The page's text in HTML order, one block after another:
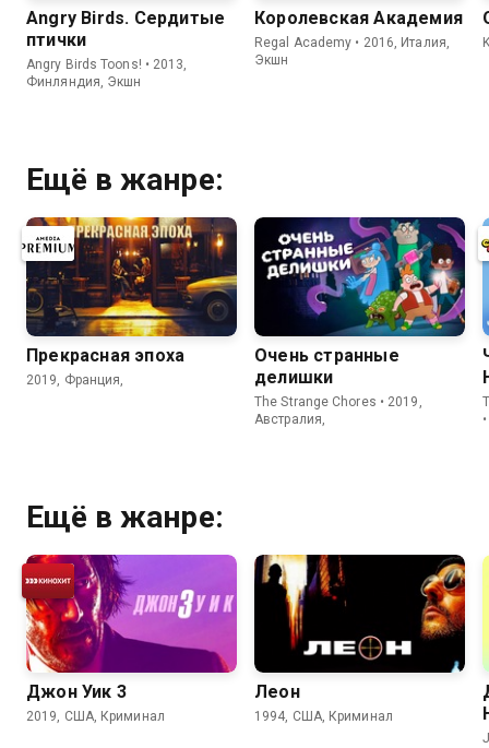
Angry Birds. Сердитые
птички
Angry Birds Toons! • 2013,
Финляндия, Экшн
Королевская Академия
Regal Academy • 2016, Италия,
Экшн
Ещё в жанре:
Прекрасная эпоха
2019, Франция,
Очень странные
делишки
The Strange Chores • 2019,
Австралия,
Ещё в жанре:
Джон Уик 3
2019, США, Криминал
Леон
1994, США, Криминал